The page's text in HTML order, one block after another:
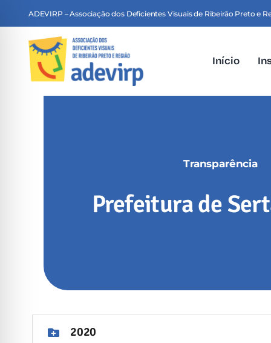
content
ADEVIRP – Associação dos Deficientes Visuais de Ribeirão Preto e
Início
Transparência
Prefeitura de
2020